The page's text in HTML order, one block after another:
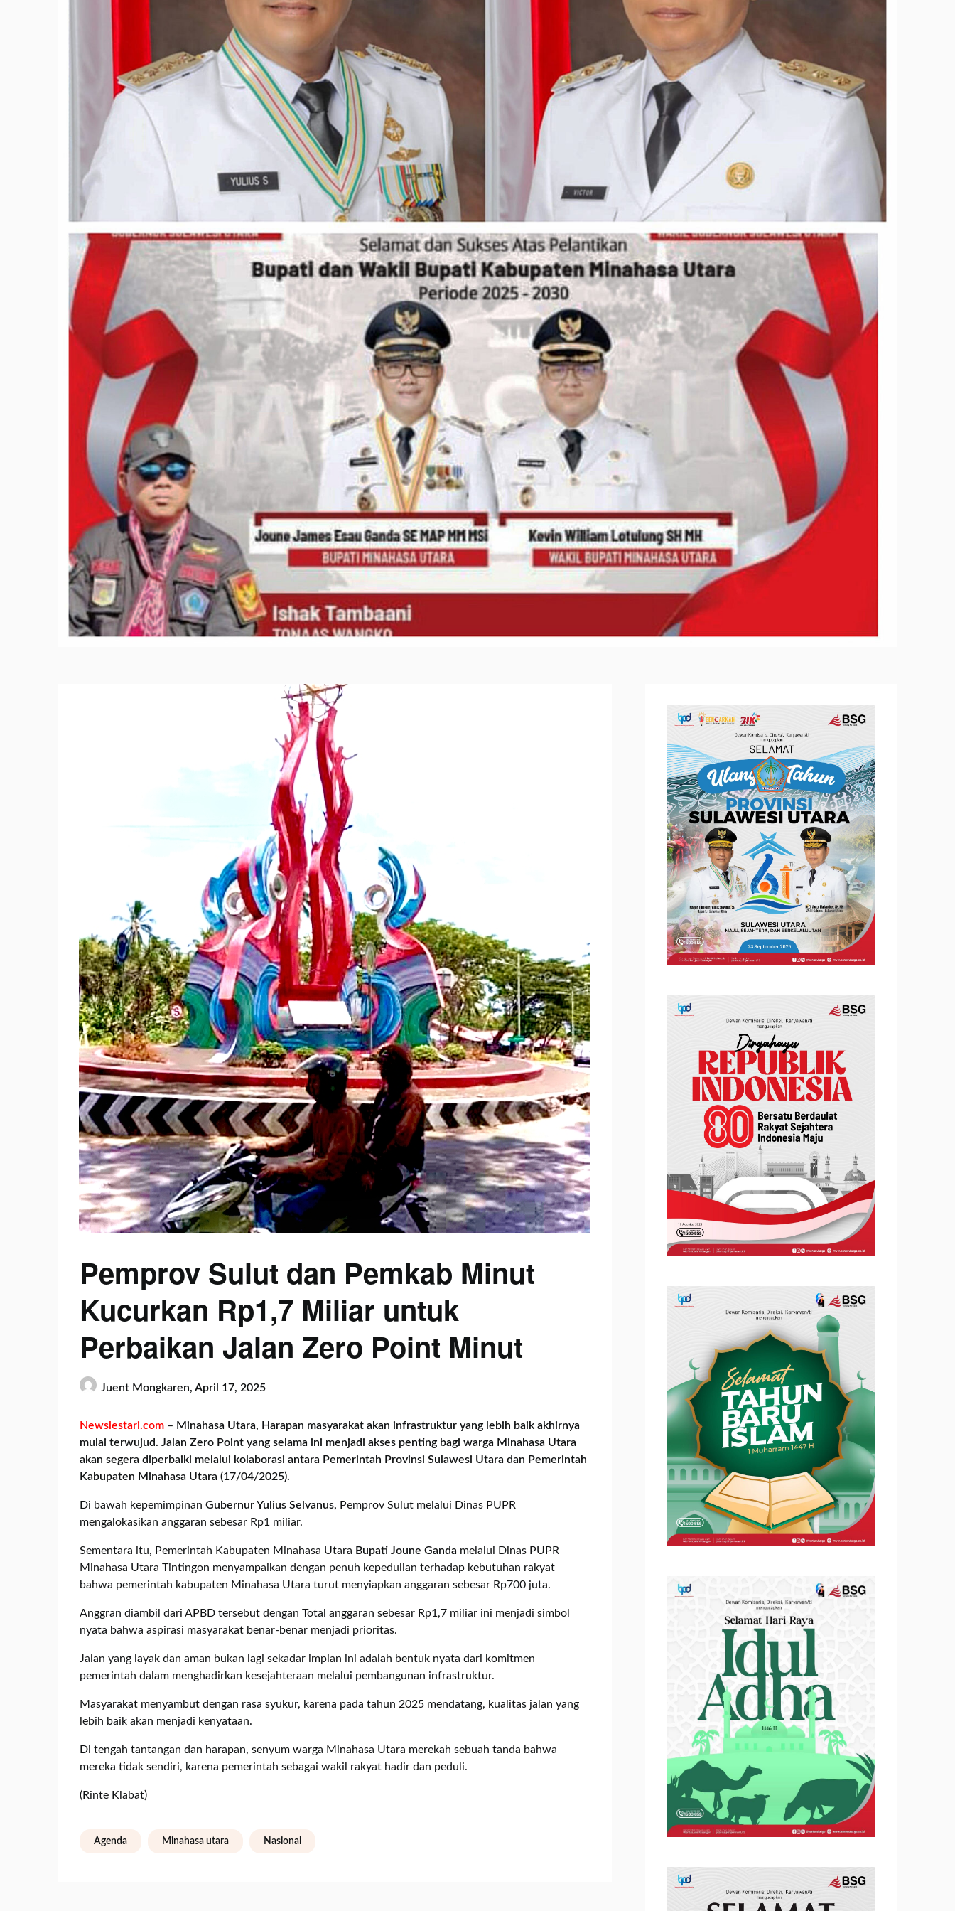
Pemprov Sulut dan Pemkab Minut
Kucurkan Rp1,7 Miliar untuk
Perbaikan Jalan Zero Point Minut
Juent Mongkaren, April 17, 2025
Newslestari.com – Minahasa Utara, Harapan masyarakat akan infrastruktur yang lebih baik akhirnya
mulai terwujud. Jalan Zero Point yang selama ini menjadi akses penting bagi warga Minahasa Utara
akan segera diperbaiki melalui kolaborasi antara Pemerintah Provinsi Sulawesi Utara dan Pemerintah
Kabupaten Minahasa Utara (17/04/2025).
Di bawah kepemimpinan Gubernur Yulius Selvanus, Pemprov Sulut melalui Dinas PUPR
mengalokasikan anggaran sebesar Rp1 miliar.
Sementara itu, Pemerintah Kabupaten Minahasa Utara Bupati Joune Ganda melalui Dinas PUPR
Minahasa Utara Tintingon menyampaikan dengan penuh kepedulian terhadap kebutuhan rakyat
bahwa pemerintah kabupaten Minahasa Utara turut menyiapkan anggaran sebesar Rp700 juta.
Anggran diambil dari APBD tersebut dengan Total anggaran sebesar Rp1,7 miliar ini menjadi simbol
nyata bahwa aspirasi masyarakat benar-benar menjadi prioritas.
Jalan yang layak dan aman bukan lagi sekadar impian ini adalah bentuk nyata dari komitmen
pemerintah dalam menghadirkan kesejahteraan melalui pembangunan infrastruktur.
Masyarakat menyambut dengan rasa syukur, karena pada tahun 2025 mendatang, kualitas jalan yang
lebih baik akan menjadi kenyataan.
Di tengah tantangan dan harapan, senyum warga Minahasa Utara merekah sebuah tanda bahwa
mereka tidak sendiri, karena pemerintah sebagai wakil rakyat hadir dan peduli.
(Rinte Klabat)
Agenda Minahasa utara Nasional